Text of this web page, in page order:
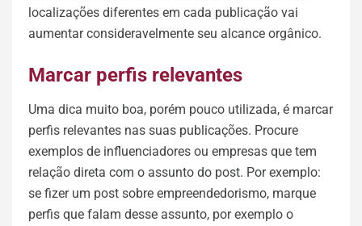
localizações diferentes em cada publicação vai
aumentar consideravelmente seu alcance orgânico.
Marcar perfis relevantes
Uma dica muito boa, porém pouco utilizada, é marcar
perfis relevantes nas suas publicações. Procure
exemplos de influenciadores ou empresas que tem
relação direta com o assunto do post. Por exemplo:
se fizer um post sobre empreendedorismo, marque
perfis que falam desse assunto, por exemplo o